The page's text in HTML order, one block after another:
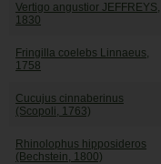
Vertigo angustior JEFFREYS,
1830
Fringilla coelebs Linnaeus,
1758
Cucujus cinnaberinus
(Scopoli, 1763)
Rhinolophus hipposideros
(Bechstein, 1800)